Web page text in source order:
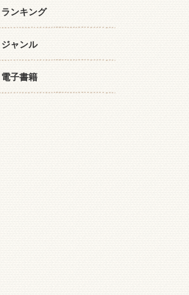
ランキング
ジャンル
電子書籍